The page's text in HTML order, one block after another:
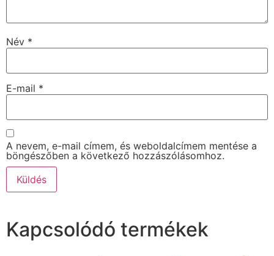
Név *
E-mail *
A nevem, e-mail címem, és weboldalcímem mentése a
böngészőben a következő hozzászólásomhoz.
Kapcsolódó termékek